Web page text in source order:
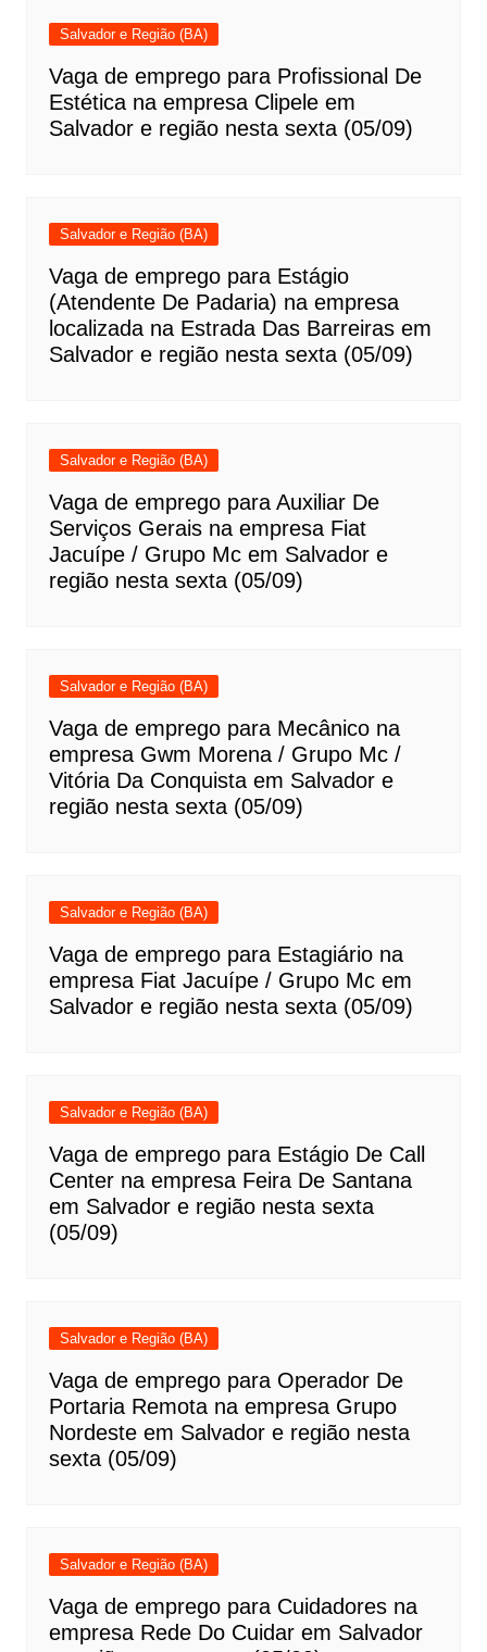
Salvador e Região (BA)
Vaga de emprego para Profissional De
Estética na empresa Clipele em
Salvador e região nesta sexta (05/09)
Salvador e Região (BA)
Vaga de emprego para Estágio
(Atendente De Padaria) na empresa
localizada na Estrada Das Barreiras em
Salvador e região nesta sexta (05/09)
Salvador e Região (BA)
Vaga de emprego para Auxiliar De
Serviços Gerais na empresa Fiat
Jacuípe / Grupo Mc em Salvador e
região nesta sexta (05/09)
Salvador e Região (BA)
Vaga de emprego para Mecânico na
empresa Gwm Morena / Grupo Mc /
Vitória Da Conquista em Salvador e
região nesta sexta (05/09)
Salvador e Região (BA)
Vaga de emprego para Estagiário na
empresa Fiat Jacuípe / Grupo Mc em
Salvador e região nesta sexta (05/09)
Salvador e Região (BA)
Vaga de emprego para Estágio De Call
Center na empresa Feira De Santana
em Salvador e região nesta sexta
(05/09)
Salvador e Região (BA)
Vaga de emprego para Operador De
Portaria Remota na empresa Grupo
Nordeste em Salvador e região nesta
sexta (05/09)
Salvador e Região (BA)
Vaga de emprego para Cuidadores na
empresa Rede Do Cuidar em Salvador